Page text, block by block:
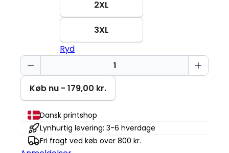
2XL
3XL
Ryd
Vent
venligst
Creator
2.0
antal
Køb nu - 179,00 kr.
Dansk printshop
Lynhurtig levering: 3-6 hverdage
Fri fragt ved køb over 800 kr.